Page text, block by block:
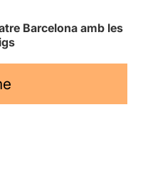
Barcelona amb les